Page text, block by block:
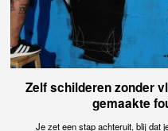
Zelf schilderen zonder
gemaakte
Je zet een stap achteruit, blij dat